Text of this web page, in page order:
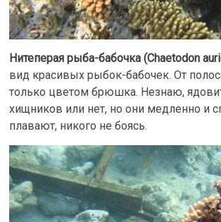
Нитеперая рыба-бабочка (Chaetodon
вид красивых рыбок-бабочек. От
только цветом брюшка. Незнаю,
хищников или нет, но они медленно и
плавают, никого не боясь.